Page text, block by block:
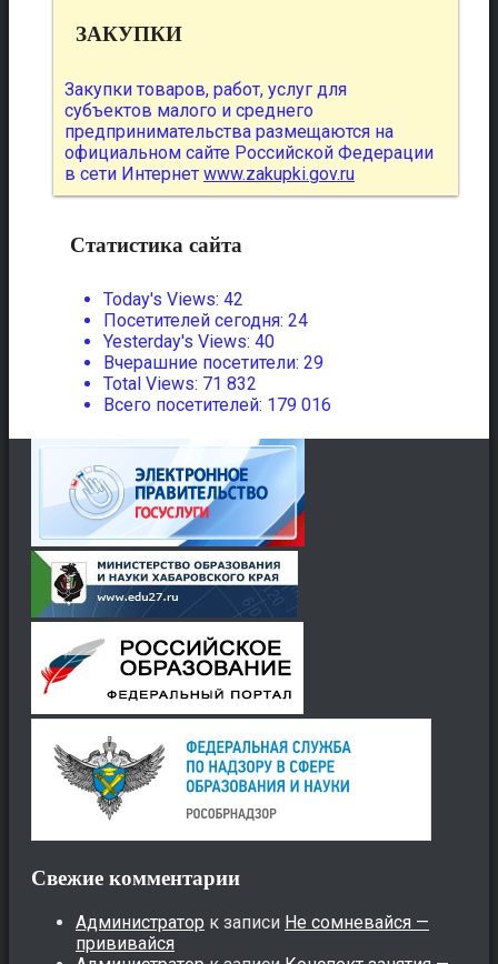
ЗАКУПКИ
Закупки товаров, работ, услуг для
субъектов малого и среднего
предпринимательства размещаются на
официальном сайте Российской Федерации
в сети Интернет www.zakupki.gov.ru
Статистика сайта
Today's Views: 42
Посетителей сегодня: 24
Yesterday's Views: 40
Вчерашние посетители: 29
Total Views: 71 832
Всего посетителей: 179 016
Свежие комментарии
Администратор к записи Не сомневайся —
прививайся